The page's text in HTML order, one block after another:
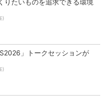
りたいものを追求できる環境
」トークセッションが